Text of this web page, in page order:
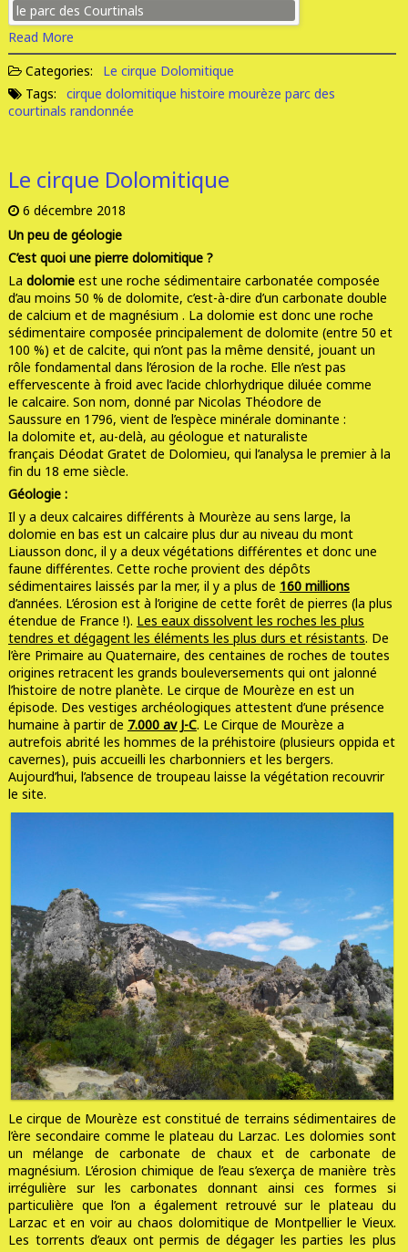
le parc des Courtinals
Read More
Categories:
Le cirque Dolomitique
Tags:
cirque dolomitique histoire mourèze parc des
courtinals randonnée
Le cirque Dolomitique
6 décembre 2018
Un peu de géologie
C’est quoi une pierre dolomitique ?
La dolomieest une roche sédimentaire carbonatée composée
d’au moins 50 % de dolomite, c’est-à-dire d’un carbonate double
de calcium et de magnésium . La dolomie est donc une roche
sédimentaire composée principalement de dolomite (entre 50 et
100 %) et de calcite, qui n’ont pas la même densité, jouant un
rôle fondamental dans l’érosion de la roche. Elle n’est pas
effervescente à froid avec l’acide chlorhydrique diluée comme
le calcaire. Son nom, donné par Nicolas Théodore de
Saussure en 1796, vient de l’espèce minérale dominante :
la dolomite et, au-delà, au géologue et naturaliste
français Déodat Gratet de Dolomieu, qui l’analysa le premier à la
fin du 18 eme siècle.
Géologie :
Il y a deux calcaires différents à Mourèze au sens large, la
dolomie en bas est un calcaire plus dur au niveau du mont
Liausson donc, il y a deux végétations différentes et donc une
faune différentes. Cette roche provient des dépôts
sédimentaires laissés par la mer, il y a plus de 160 millions
d’années. L’érosion est à l’origine de cette forêt de pierres (la plus
étendue de France !). Les eaux dissolvent les roches les plus
tendres et dégagent les éléments les plus durs et résistants. De
l’ère Primaire au Quaternaire, des centaines de roches de toutes
origines retracent les grands bouleversements qui ont jalonné
l’histoire de notre planète. Le cirque de Mourèze en est un
épisode. Des vestiges archéologiques attestent d’une présence
humaine à partir de 7.000 av J-C. Le Cirque de Mourèze a
autrefois abrité les hommes de la préhistoire (plusieurs oppida et
cavernes), puis accueilli les charbonniers et les bergers.
Aujourd’hui, l’absence de troupeau laisse la végétation recouvrir
le site.
Le cirque de Mourèze est constitué de terrains sédimentaires de
l’ère secondaire comme le plateau du Larzac. Les dolomies sont
un mélange de carbonate de chaux et de carbonate de
magnésium. L’érosion chimique de l’eau s’exerça de manière très
irrégulière sur les carbonates donnant ainsi ces formes si
particulière que l’on a également retrouvé sur le plateau du
Larzac et en voir au chaos dolomitique de Montpellier le Vieux.
Les torrents d’eaux ont permis de dégager les parties les plus